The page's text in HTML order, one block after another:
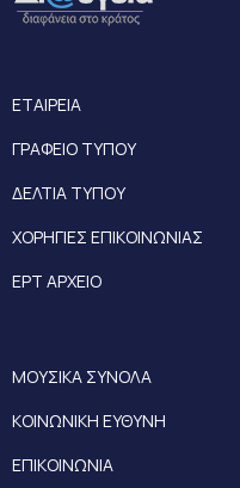
ΕΤΑΙΡΕΙΑ
ΓΡΑΦΕΙΟ ΤΥΠΟΥ
ΔΕΛΤΙΑ ΤΥΠΟΥ
ΧΟΡΗΓΙΕΣ ΕΠΙΚΟΙΝΩΝΙΑΣ
ΕΡΤ ΑΡΧΕΙΟ
ΜΟΥΣΙΚΑ ΣΥΝΟΛΑ
ΚΟΙΝΩΝΙΚΗ ΕΥΘΥΝΗ
ΕΠΙΚΟΙΝΩΝΙΑ